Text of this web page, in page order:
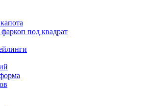
под квадрат